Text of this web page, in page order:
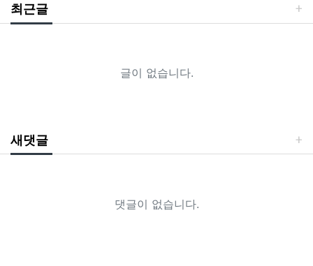
최근글
글이 없습니다.
새댓글
댓글이 없습니다.